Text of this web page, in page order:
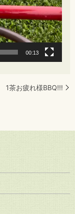
00:13
1茶お疲れ様BBQ!!!